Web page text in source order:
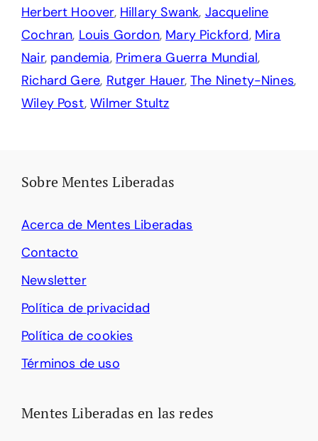
Herbert Hoover, Hillary Swank, Jacqueline
Cochran, Louis Gordon, Mary Pickford, Mira
Nair, pandemia, Primera Guerra Mundial,
Richard Gere, Rutger Hauer,The Ninety-Nines,
Wiley Post,Wilmer Stultz
Sobre Mentes Liberadas
Acerca de Mentes Liberadas
Contacto
Newsletter
Política de privacidad
Política de cookies
Términos de uso
Mentes Liberadas en las redes